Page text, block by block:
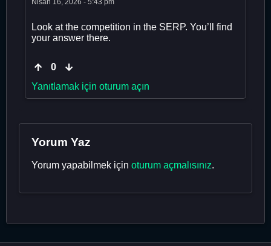
Look at the competition in the SERP. You’ll find
your answer there.
0
Yanıtlamak için oturum açın
Yorum Yaz
Yorum yapabilmek için oturum açmalısınız.